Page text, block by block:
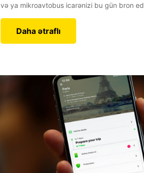
və ya mikroavtobus icarənizi bu gün bron
Daha ətraflı